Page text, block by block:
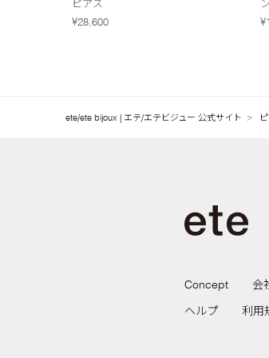
ピアス
¥28,600
ete/ete bijoux | エテ/エテビジュー 公式サイト
Concept 会
ヘルプ
利用